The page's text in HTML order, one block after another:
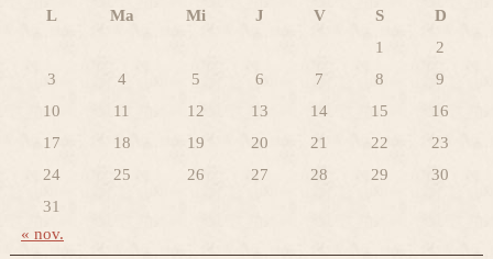
L Ma Mi J V S
D
1
2
3
4 5 6 7 8
9
10
11 12 13 14 15
16
17
18 19 20 21 22
23
24
25 26 27 28 29
30
31
« nov.